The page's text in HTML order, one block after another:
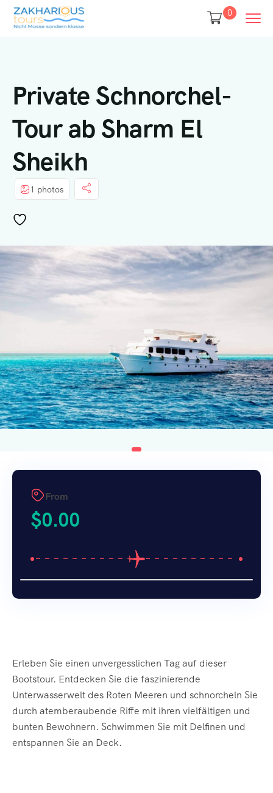
0
Private Schnorchel-
Tour ab Sharm El
Sheikh
1 photos
Erleben Sie einen unvergesslichen Tag auf dieser
Bootstour. Entdecken Sie die faszinierende
Unterwasserwelt des Roten Meeren und schnorcheln Sie
durch atemberaubende Riffe mit ihren vielfältigen und
bunten Bewohnern. Schwimmen Sie mit Delfinen und
entspannen Sie an Deck.
From
$0.00